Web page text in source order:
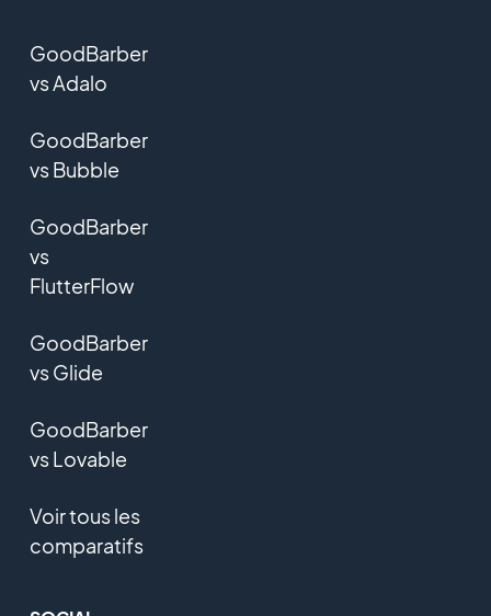
GoodBarber
vs Adalo
GoodBarber
vs Bubble
GoodBarber
vs
FlutterFlow
GoodBarber
vs Glide
GoodBarber
vs Lovable
Voir tous les
comparatifs